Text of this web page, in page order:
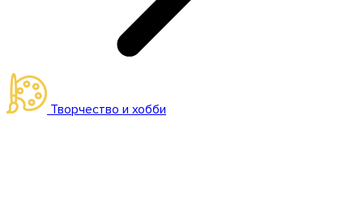
Творчество и хобби